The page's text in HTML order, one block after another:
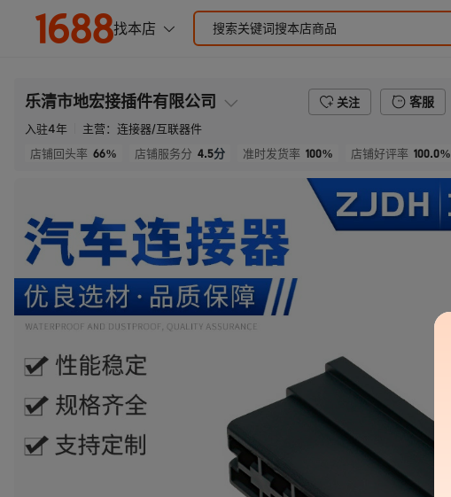
乐清市地宏接插件有限公司 关注 客服
入驻4年 主营： 连接器/互联器件
店铺回头率 66% 店铺服务分 4.5分 准时发货率 100% 店铺好评率 100.0%